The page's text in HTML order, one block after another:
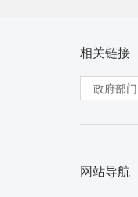
相关链接
网站导航